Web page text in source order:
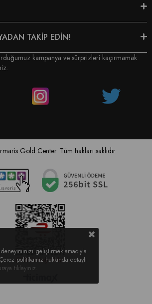
TAKİP EDİN!
kampanya ve sürprizleri kaçırmamak
Gold Center. Tüm hakları saklıdır.
geliştirmek amacıyla
politikamız hakkında detaylı
tıklayınız